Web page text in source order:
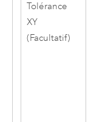
Tolérance
XY
(Facultatif)